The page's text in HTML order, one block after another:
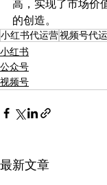
高，实现了市场价
的创造。
小红书代运营视频号代
小红书
公众号
视频号
最新文章